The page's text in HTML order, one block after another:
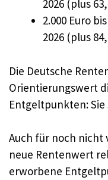
2026 (plus
2.000 Euro
2026 (plus
Die Deutsche
Orientierungswert
Entgeltpunkten: Sie
Auch für noch nicht
neue Rentenwert
erworbene